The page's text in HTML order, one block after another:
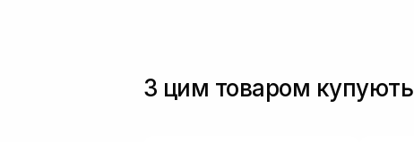
З цим товаром купують